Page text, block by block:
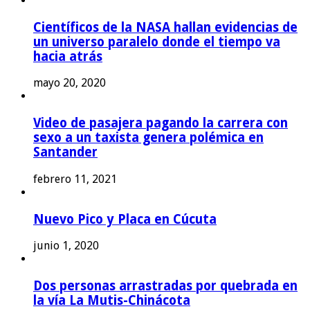
Científicos de la NASA hallan evidencias de
un universo paralelo donde el tiempo va
hacia atrás
mayo 20, 2020
Video de pasajera pagando la carrera con
sexo a un taxista genera polémica en
Santander
febrero 11, 2021
Nuevo Pico y Placa en Cúcuta
junio 1, 2020
Dos personas arrastradas por quebrada en
la vía La Mutis-Chinácota